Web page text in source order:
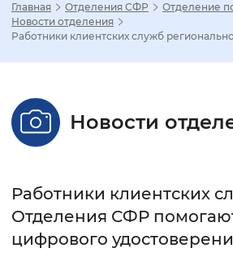
Настройка режима
Стандартный
Без засечек
Интервал
Главная Отделения СФР
Отделение
Новости отделения
Работники клиентских служб
Новости
Работники клиентских
Отделения СФР
цифрового